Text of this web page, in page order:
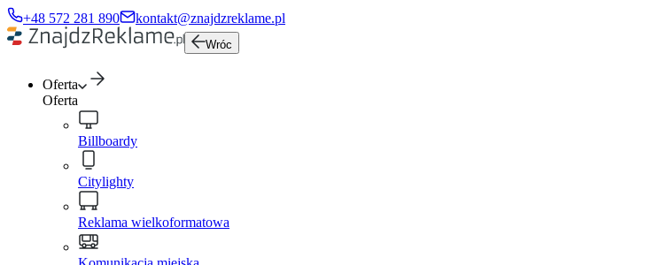
+48 572 281 890 kontakt@znajdzreklame.pl
Wróc
Oferta
Oferta
Billboardy
Citylighty
Reklama wielkoformatowa